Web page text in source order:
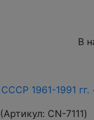
В
СССР 1961-1991
(Артикул: СN-7111)